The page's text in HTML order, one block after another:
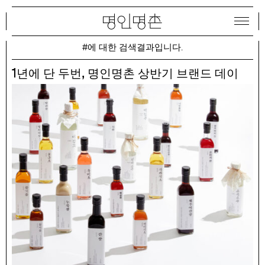
#에 대한 검색결과입니다.
1년에 단 두번, 명인명촌 상반기 브랜드 데이